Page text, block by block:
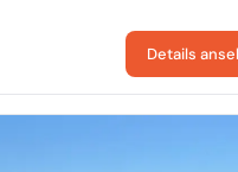
Details